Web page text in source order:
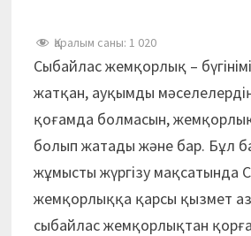
Қаралым саны: 1 020
Сыбайлас жемқорлық –
жатқан, ауқымды
қоғамда болмасын, жемқорлық
болып жатады және бар. Бұл
жұмысты жүргізу мақсатында
жемқорлыққа қарсы қызмет
сыбайлас жемқорлықтан